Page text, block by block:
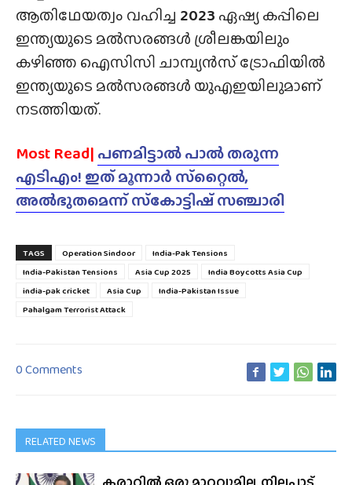
ആതിഥേയത്വം വഹിച്ച 2023 ഏഷ്യ കപ്പിലെ
ഇന്ത്യയുടെ മൽസരങ്ങൾ ശ്രീലങ്കയിലും
കഴിഞ്ഞ ഐസിസി ചാമ്പ്യൻസ് ട്രോഫിയിൽ
ഇന്ത്യയുടെ മൽസരങ്ങൾ യുഎഇയിലുമാണ്
നടത്തിയത്.
Most Read| പണമിട്ടാൽ പാൽ തരുന്ന
എടിഎം! ഇത് മൂന്നാർ സ്‌റ്റൈൽ,
അൽഭുതമെന്ന് സ്‌കോട്ടിഷ് സഞ്ചാരി
TAGS Operation Sindoor
India-Pak Tensions
India-Pakistan Tensions
Asia Cup 2025
India Boycotts Asia Cup
india-pak cricket
Asia Cup
India-Pakistan Issue
Pahalgam Terrorist Attack
0 Comments
RELATED NEWS